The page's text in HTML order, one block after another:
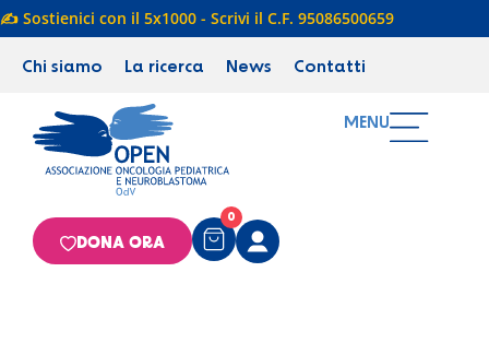
✍️ Sostienici con il 5x1000 - Scrivi il C.F. 95086500659
Chi siamo La ricerca News Contatti
MENU
0
DONA ORA